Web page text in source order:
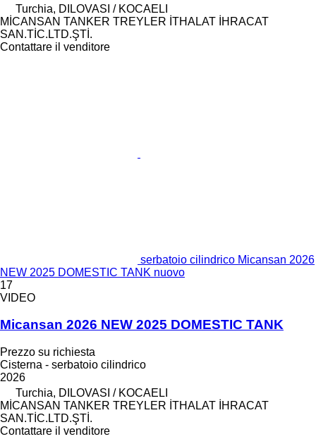
Turchia, DILOVASI / KOCAELI
MİCANSAN TANKER TREYLER İTHALAT İHRACAT
SAN.TİC.LTD.ŞTİ.
Contattare il venditore
serbatoio cilindrico Micansan 2026
NEW 2025 DOMESTIC TANK nuovo
17
VIDEO
Micansan 2026 NEW 2025 DOMESTIC TANK
Prezzo su richiesta
Cisterna - serbatoio cilindrico
2026
Turchia, DILOVASI / KOCAELI
MİCANSAN TANKER TREYLER İTHALAT İHRACAT
SAN.TİC.LTD.ŞTİ.
Contattare il venditore